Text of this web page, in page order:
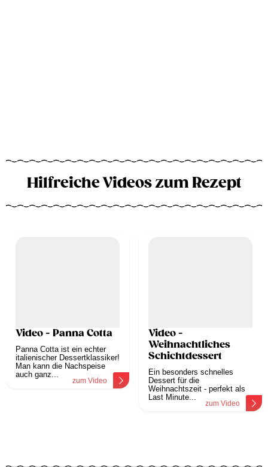
Hilfreiche Videos zum Rezept
Video - Panna Cotta
Panna Cotta ist ein echter
italienischer Dessertklassiker!
Man kann die Nachspeise
auch ganz...
zum Video
Video -
Weihnachtliches
Schichtdessert
Ein besonders schnelles
Dessert für die
Weihnachtszeit - perfekt als
Last Minute...
zum Video